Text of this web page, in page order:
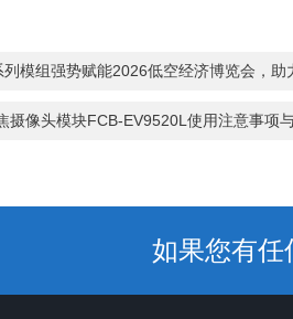
模组强势赋能2026低空经济博览会，助
摄像头模块FCB-EV9520L使用注意事项
如果您有任